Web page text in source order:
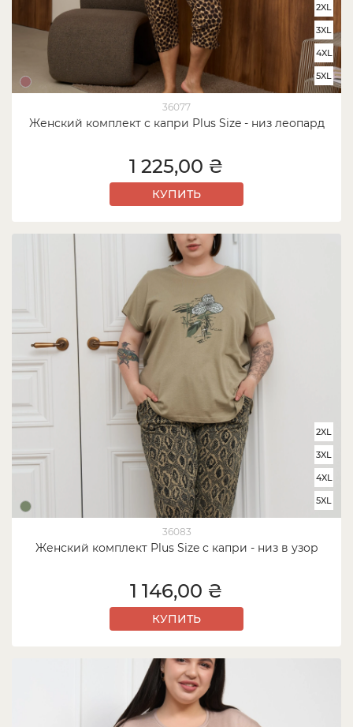
36077
Женский комплект с капри Plus Size - низ леопард
2XL
3XL
4XL
5XL
1 225,00 ₴
КУПИТЬ
36083
Женский комплект Plus Size с капри - низ в узор
2XL
3XL
4XL
5XL
1 146,00 ₴
КУПИТЬ